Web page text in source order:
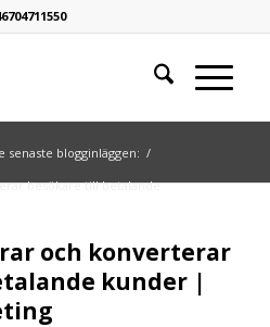
senaste blogginläggen: /
besökare till betalande
och konverterar
kunder |